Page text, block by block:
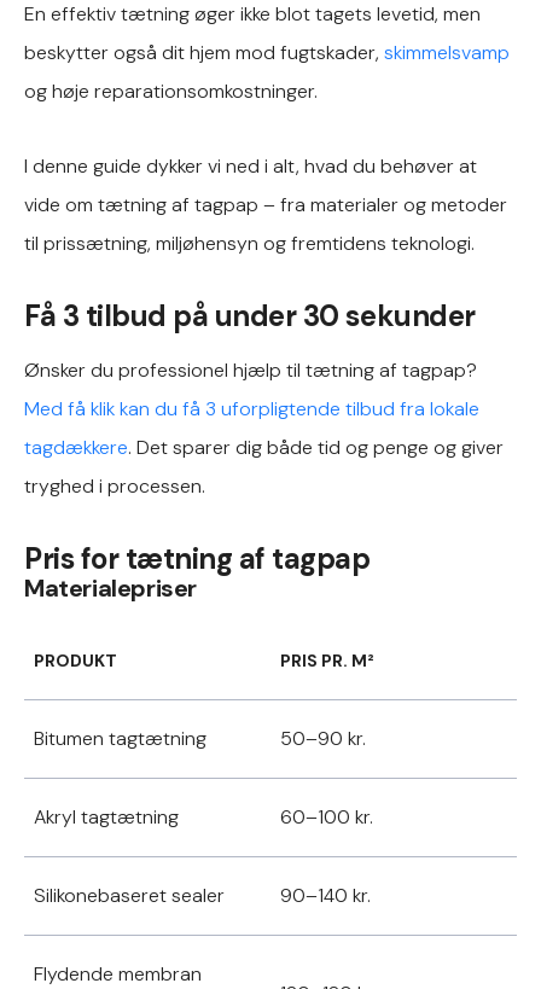
En effektiv tætning øger ikke blot tagets levetid, men
beskytter også dit hjem mod fugtskader, skimmelsvamp
og høje reparationsomkostninger.
I denne guide dykker vi ned i alt, hvad du behøver at
vide om tætning af tagpap – fra materialer og metoder
til prissætning, miljøhensyn og fremtidens teknologi.
Få 3 tilbud på under 30 sekunder
Ønsker du professionel hjælp til tætning af tagpap?
Med få klik kan du få 3 uforpligtende tilbud fra lokale
tagdækkere. Det sparer dig både tid og penge og giver
tryghed i processen.
Pris for tætning af tagpap
Materialepriser
PRODUKT PRIS PR. M²
Bitumen tagtætning 50–90 kr.
Akryl tagtætning 60–100 kr.
Silikonebaseret sealer 90–140 kr.
Flydende membran